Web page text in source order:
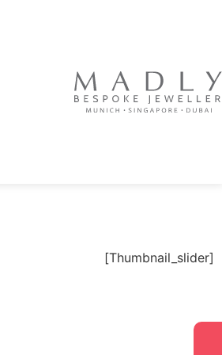
[Thumbnail_slider]